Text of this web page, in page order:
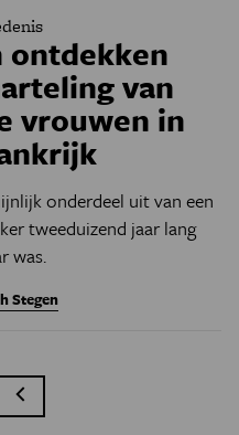
ontdekken
van
vrouwen in
onderdeel uit van een
tweeduizend jaar lang
was.
Stegen
Vorige pagina